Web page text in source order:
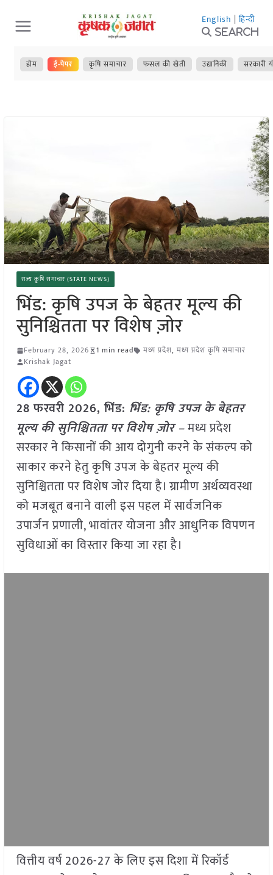
Skip
to
content
English | हिन्दी
Search
होम ई-पेपर कृषि समाचार फसल की खेती उद्यानिकी सरकारी
राज्य कृषि समाचार (STATE NEWS)
भिंड: कृषि उपज के बेहतर मूल्य की
सुनिश्चितता पर विशेष ज़ोर
February 28, 2026 1 min read मध्य प्रदेश, मध्य प्रदेश कृषि समाचार
Krishak Jagat
28 फरवरी 2026,भिंड: भिंड: कृषि उपज के बेहतर
मूल्य की सुनिश्चितता पर विशेष ज़ोर –मध्य प्रदेश
सरकार ने किसानों की आय दोगुनी करने के संकल्प को
साकार करने हेतु कृषि उपज के बेहतर मूल्य की
सुनिश्चितता पर विशेष जोर दिया है। ग्रामीण अर्थव्यवस्था
को मजबूत बनाने वाली इस पहल में सार्वजनिक
उपार्जन प्रणाली, भावांतर योजना और आधुनिक विपणन
सुविधाओं का विस्तार किया जा रहा है।
वित्तीय वर्ष 2026-27 के लिए इस दिशा में रिकॉर्ड